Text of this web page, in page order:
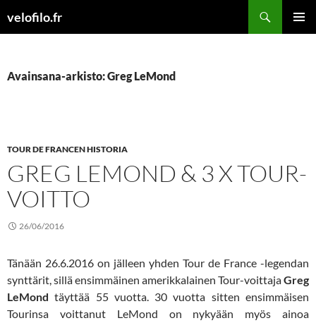
sisältöön
velofilo.fr
Avainsana-arkisto: Greg LeMond
TOUR DE FRANCEN HISTORIA
GREG LEMOND & 3 X TOUR-
VOITTO
26/06/2016
Tänään 26.6.2016 on jälleen yhden Tour de France -legendan
synttärit, sillä ensimmäinen amerikkalainen Tour-voittajaGreg
LeMond täyttää 55 vuotta. 30 vuotta sitten ensimmäisen
Tourinsa voittanut LeMond on nykyään myös ainoa